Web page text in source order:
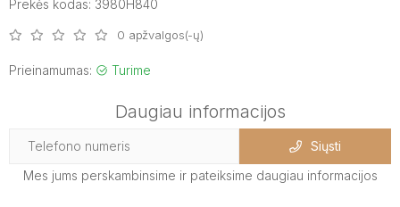
Prekės kodas: 3980H840
0 apžvalgos(-ų)
Prieinamumas: Turime
Daugiau informacijos
Siųsti
Mes jums perskambinsime ir pateiksime daugiau informacijos